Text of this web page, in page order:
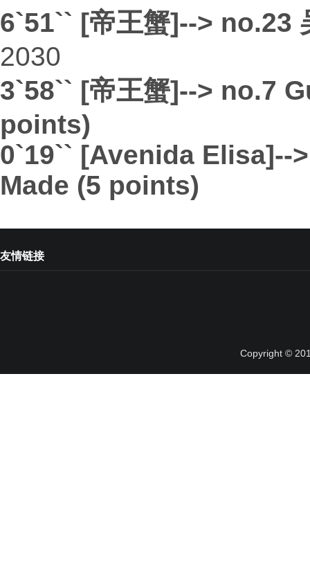
6`51`` [帝王蟹]--> no.23
2030
3`58`` [帝王蟹]--> no.7
points)
0`19`` [Avenida Elisa]--
Made (5 points)
友情链接
Copyright ©